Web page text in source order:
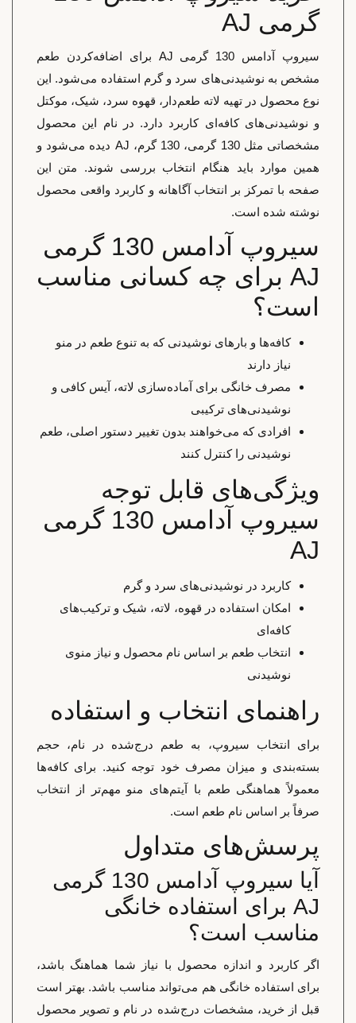
گرمی AJ
سیروپ آدامس 130 گرمی AJ برای اضافه‌کردن طعم
مشخص به نوشیدنی‌های سرد و گرم استفاده می‌شود. این
نوع محصول در تهیه لاته طعم‌دار، قهوه سرد، شیک، موکتل
و نوشیدنی‌های کافه‌ای کاربرد دارد. در نام این محصول
مشخصاتی مثل 130 گرمی، 130 گرم، AJ دیده می‌شود و
همین موارد باید هنگام انتخاب بررسی شوند. متن این
صفحه با تمرکز بر انتخاب آگاهانه و کاربرد واقعی محصول
نوشته شده است.
سیروپ آدامس 130 گرمی
AJ برای چه کسانی مناسب
است؟
کافه‌ها و بارهای نوشیدنی که به تنوع طعم در منو
نیاز دارند
مصرف خانگی برای آماده‌سازی لاته، آیس کافی و
نوشیدنی‌های ترکیبی
افرادی که می‌خواهند بدون تغییر دستور اصلی، طعم
نوشیدنی را کنترل کنند
ویژگی‌های قابل توجه
سیروپ آدامس 130 گرمی
AJ
کاربرد در نوشیدنی‌های سرد و گرم
امکان استفاده در قهوه، لاته، شیک و ترکیب‌های
کافه‌ای
انتخاب طعم بر اساس نام محصول و نیاز منوی
نوشیدنی
راهنمای انتخاب و استفاده
برای انتخاب سیروپ، به طعم درج‌شده در نام، حجم
بسته‌بندی و میزان مصرف خود توجه کنید. برای کافه‌ها
معمولاً هماهنگی طعم با آیتم‌های منو مهم‌تر از انتخاب
صرفاً بر اساس نام طعم است.
پرسش‌های متداول
آیا سیروپ آدامس 130 گرمی
AJ برای استفاده خانگی
مناسب است؟
اگر کاربرد و اندازه محصول با نیاز شما هماهنگ باشد،
برای استفاده خانگی هم می‌تواند مناسب باشد. بهتر است
قبل از خرید، مشخصات درج‌شده در نام و تصویر محصول